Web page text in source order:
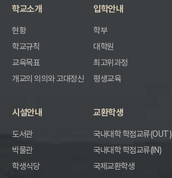
학교소개
현황
학교규칙
교육목표
개교의 의의와 고대정신
입학안내
학부
대학원
최고위과정
평생교육
시설안내
도서관
박물관
학생식당
교환학생
국내대학 학점교류(OUT)
국내대학 학점교류(IN)
국제교환학생